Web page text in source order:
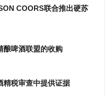
COORS联合推出硬苏
酿啤酒联盟的收购
精税审查中提供证据